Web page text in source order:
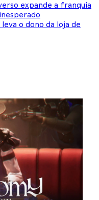
expande a franquia
o dono da loja de